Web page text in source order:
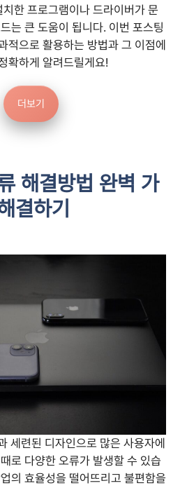
한 프로그램이나 드라이버가 문
는 큰 도움이 됩니다. 이번 포스팅
적으로 활용하는 방법과 그 이점에
확하게 알려드릴게요!
더보기
해결방법 완벽 가
결하기
세련된 디자인으로 많은 사용자에
로 다양한 오류가 발생할 수 있습
의 효율성을 떨어뜨리고 불편함을